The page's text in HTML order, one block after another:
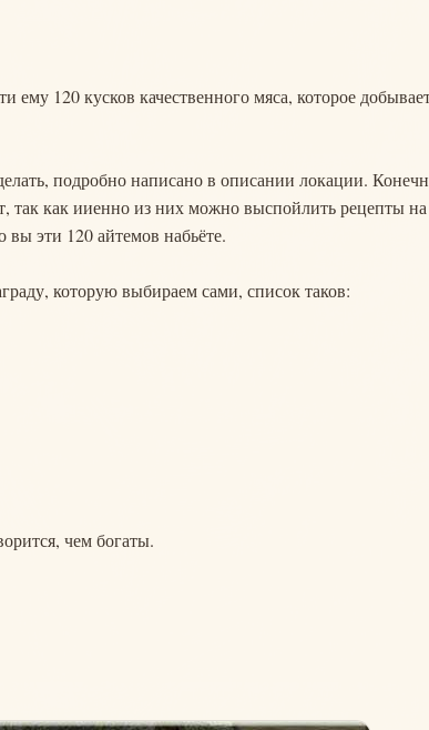
ему 120 кусков качественного мяса, которое
подробно написано в описании локации.
так как ииенно из них можно выспойлить рецепты на
вы эти 120 айтемов набьёте.
которую выбираем сами, список таков:
чем богаты.